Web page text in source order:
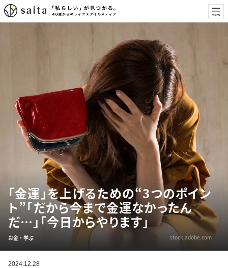
「金運」を上げるための“3つのポイン
ト”「だから今まで金運なかったん
だ…」「今日からやります」
お金・学ぶ stock.adobe.com
2024.12.28